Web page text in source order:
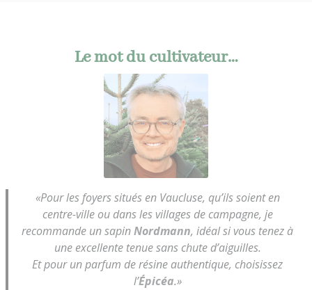
Le mot du cultivateur…
«Pour les foyers situés en Vaucluse, qu’ils soient en
centre-ville ou dans les villages de campagne, je
recommande un sapinNordmann, idéal si vous tenez à
une excellente tenue sans chute d’aiguilles.
Et pour un parfum de résine authentique, choisissez
l’Épicéa.»